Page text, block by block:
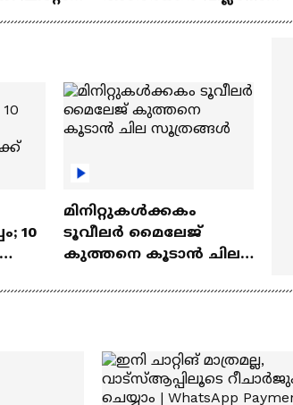
അതോ
10
മിനിറ്റുകൾക്കകം
ടൂവീലർ മൈലേജ്
കുത്തനെ കൂടാൻ ചില